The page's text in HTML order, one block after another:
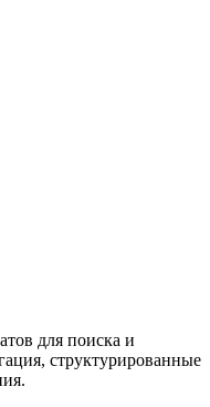
для поиска и
структурированные